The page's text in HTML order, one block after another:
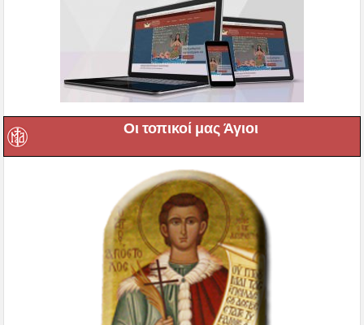
Οι τοπικοί μας Άγιοι